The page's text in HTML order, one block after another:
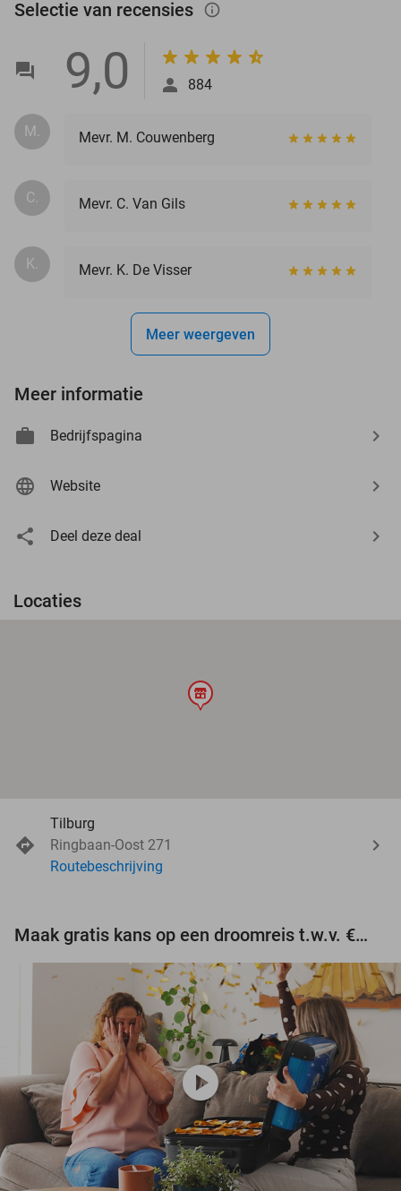
Selectie van recensies info_outlined
9,0 884
M. Mevr. M. Couwenberg
C. Mevr. C. Van Gils
K. Mevr. K. De Visser
Meer weergeven
Meer informatie
Bedrijfspagina
Website
Deel deze deal
Locaties
store
Tilburg
Ringbaan-Oost 271
Routebeschrijving
Maak gratis kans op een droomreis t.w.v. €3.000!
play_circle